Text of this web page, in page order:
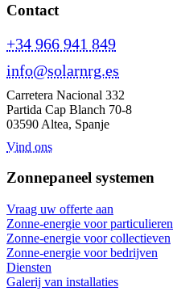
Contact
+34 966 941 849
info@solarnrg.es
Carretera Nacional 332
Partida Cap Blanch 70-8
03590 Altea, Spanje
Vind ons
Zonnepaneel systemen
Vraag uw offerte aan
Zonne-energie voor particulieren
Zonne-energie voor collectieven
Zonne-energie voor bedrijven
Diensten
Galerij van installaties